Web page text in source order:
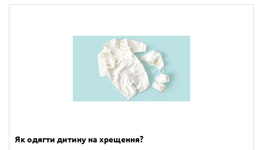
Як одягти дитину на хрещення?